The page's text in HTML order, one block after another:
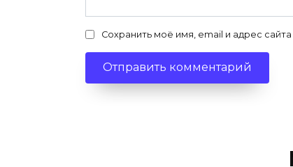
Сохранить моё имя, email и адрес